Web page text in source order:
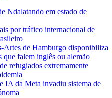
Ndalatando em estado de
por tráfico internacional de
Artes de Hamburgo disponibiliza
que falem inglês ou alemão
refugiados extremamente
IA da Meta invadiu sistema de